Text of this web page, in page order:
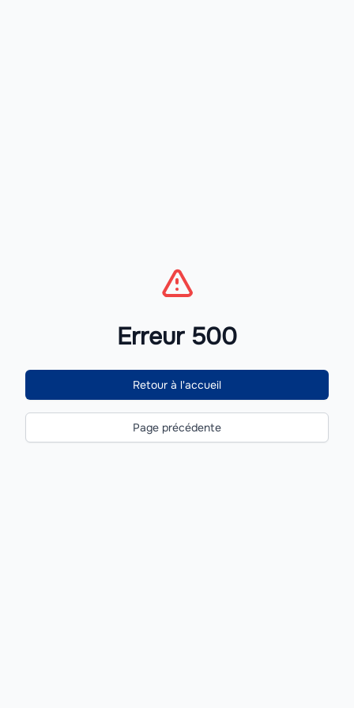
Erreur 500
Retour à l'accueil
Page précédente